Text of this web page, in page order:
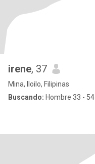
irene, 37
Mina, Iloilo, Filipinas
Buscando: Hombre 33 - 54